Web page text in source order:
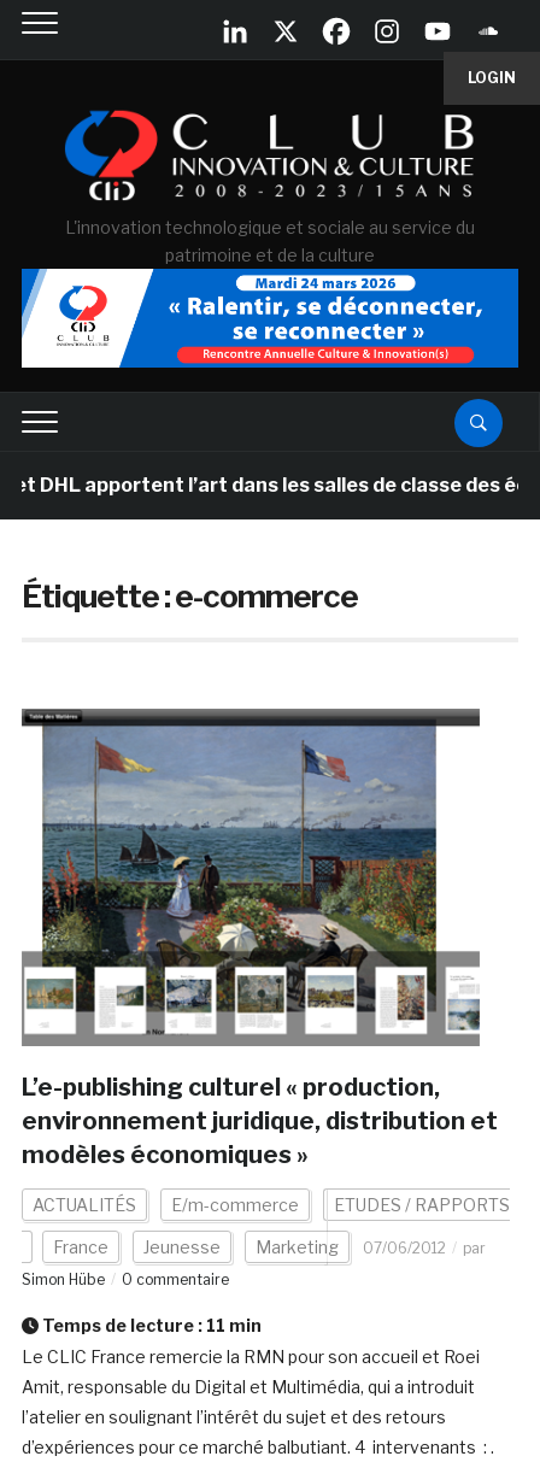
LOGIN
L'innovation technologique et sociale au service du
patrimoine et de la culture
apportent l’art dans les salles de classe des écoles
Étiquette :e-commerce
L’e-publishing culturel « production,
environnement juridique, distribution et
modèles économiques »
ACTUALITÉS E/m-commerce ETUDES / RAPPORTS
France Jeunesse Marketing 07/06/2012
par
Simon Hübe
0 commentaire
Temps de lecture : 11 min
Le CLIC France remercie la RMN pour son accueil et Roei
Amit, responsable du Digital et Multimédia, qui a introduit
l’atelier en soulignant l’intérêt du sujet et des retours
d’expériences pour ce marché balbutiant. 4 intervenants : .